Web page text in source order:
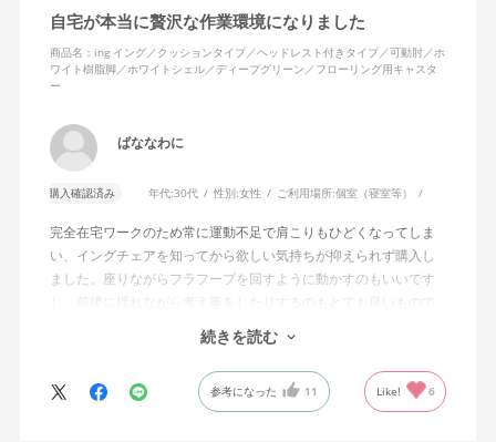
自宅が本当に贅沢な作業環境になりました
商品名：ing イング／クッションタイプ／ヘッドレスト付きタイプ／可動肘／ホ
ワイト樹脂脚／ホワイトシェル／ディープグリーン／フローリング用キャスタ
ー
ばななわに
購入確認済み 年代:30代 性別:女性 ご利用場所:個室（寝室等）
完全在宅ワークのため常に運動不足で肩こりもひどくなってしま
い、イングチェアを知ってから欲しい気持ちが抑えられず購入し
ました。座りながらフラフープを回すように動かすのもいいです
し、前後に揺れながら考え事をしたりするのもとても良いもので
す。カチャカチャ音が鳴るわけではないのですが、オフィスで揺
れてばっかだと怒られそうですが、自宅なら何も気にせずに使え
特に前後に揺らす時にヘッドレストありで購入して良かったと思
えます。揺れを止める機能もちゃんとあります。
続きを読む
参考になった 11 Like! 6